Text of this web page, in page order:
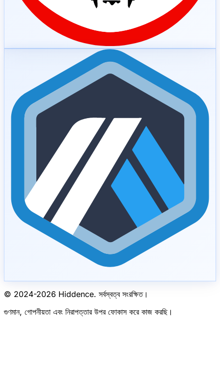
© 2024-2026 Hiddence. সর্বস্বত্ব সংরক্ষিত।
গুণমান, গোপনীয়তা এবং নিরাপত্তার উপর ফোকাস করে কাজ করছি।